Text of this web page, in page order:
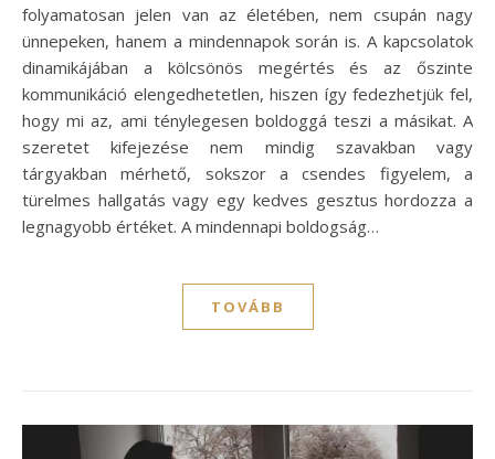
folyamatosan jelen van az életében, nem csupán nagy
ünnepeken, hanem a mindennapok során is. A kapcsolatok
dinamikájában a kölcsönös megértés és az őszinte
kommunikáció elengedhetetlen, hiszen így fedezhetjük fel,
hogy mi az, ami ténylegesen boldoggá teszi a másikat. A
szeretet kifejezése nem mindig szavakban vagy
tárgyakban mérhető, sokszor a csendes figyelem, a
türelmes hallgatás vagy egy kedves gesztus hordozza a
legnagyobb értéket. A mindennapi boldogság…
TOVÁBB